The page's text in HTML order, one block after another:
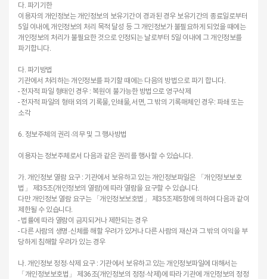
다. 파기기한
이용자의 개인정보는 개인정보의 보유기간이 경과된 경우 보유기간의 종료일로부터
5일 이내에, 개인정보의 처리 목적 달성 등 그 개인정보가 불필요하게 되었을 때에는
개인정보의 처리가 불필요한 것으로 인정되는 날로부터 5일 이내에 그 개인정보를
파기합니다.
다. 파기방법
기관에서 처리하는 개인정보를 파기할 때에는 다음의 방법으로 파기 합니다.
- 전자적 파일 형태인 경우 : 복원이 불가능한 방법으로 영구삭제
- 전자적 파일의 형태 외의 기록물, 인쇄물, 서면, 그 밖의 기록매체인 경우: 파쇄 또는
소각
6. 정보주체의 권리·의무 및 그 행사방법
이용자는 정보주체로서 다음과 같은 권리를 행사할 수 있습니다.
가. 개인정보 열람 요구 : 기관에서 보유하고 있는 개인정보파일은 「개인정보보호
법」 제35조(개인정보의 열람)에 따라 열람을 요구할 수 있습니다.
다만 개인정보 열람 요구는 「개인정보보호법」 제35조제5항에 의하여 다음과 같이
제한될 수 있습니다.
- 법률에 따라 열람이 금지되거나 제한되는 경우
- 다른 사람의 생명·신체를 해할 우려가 있거나 다른 사람의 재산과 그 밖의 이익을 부
당하게 침해할 우려가 있는 경우
나. 개인정보 정정·삭제 요구 : 기관에서 보유하고 있는 개인정보파일에 대해서는
「개인정보보호법」 제36조(개인정보의 정정·삭제)에 따라 기관에 개인정보의 정정